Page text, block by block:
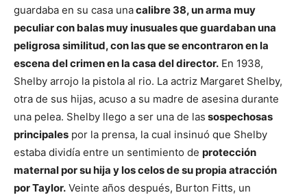
guardaba en su casa unacalibre 38, un arma muy
peculiar con balas muy inusuales que guardaban una
peligrosa similitud, con las que se encontraron en la
escena del crimen en la casa del director. En 1938,
Shelby arrojo la pistola al rio. La actriz Margaret Shelby,
otra de sus hijas, acuso a su madre de asesina durante
una pelea. Shelby llego a ser una de las sospechosas
principales por la prensa, la cual insinuó que Shelby
estaba dividía entre un sentimiento de protección
maternal por su hija y los celos de su propia atracción
por Taylor. Veinte años después, Burton Fitts, un